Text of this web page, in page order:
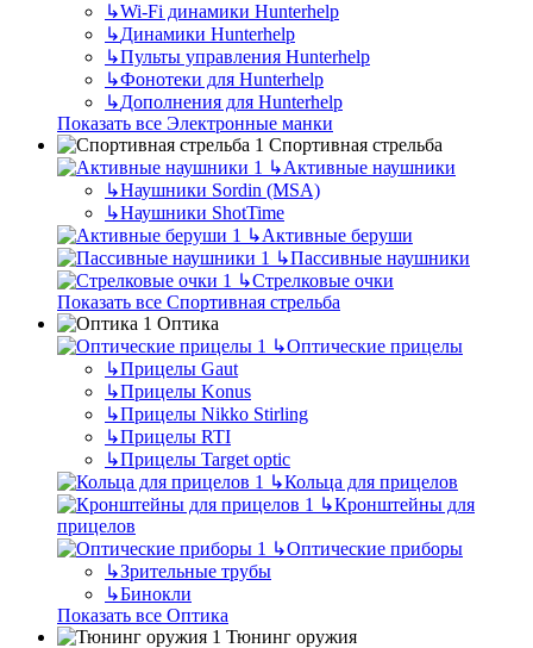
↳Wi-Fi динамики Hunterhelp
↳Динамики Hunterhelp
↳Пульты управления Hunterhelp
↳Фонотеки для Hunterhelp
↳Дополнения для Hunterhelp
Показать все Электронные манки
Спортивная стрельба
↳Активные наушники
↳Наушники Sordin (MSA)
↳Наушники ShotTime
↳Активные беруши
↳Пассивные наушники
↳Стрелковые очки
Показать все Спортивная стрельба
Оптика
↳Оптические прицелы
↳Прицелы Gaut
↳Прицелы Konus
↳Прицелы Nikko Stirling
↳Прицелы RTI
↳Прицелы Target optic
↳Кольца для прицелов
↳Кронштейны для
прицелов
↳Оптические приборы
↳Зрительные трубы
↳Бинокли
Показать все Оптика
Тюнинг оружия